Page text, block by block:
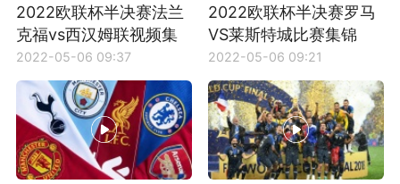
2022欧联杯半决赛法兰
克福vs西汉姆联视频集
锦
2022-05-06 09:37
2022欧联杯半决赛罗马
VS莱斯特城比赛集锦
2022-05-06 09:21